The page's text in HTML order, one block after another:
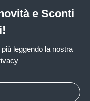
e Sconti
leggendo la nostra